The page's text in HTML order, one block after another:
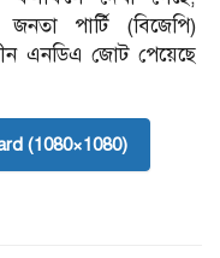
পার্টি (বিজেপি)
এনডিএ জোট পেয়েছে
(1080×1080)